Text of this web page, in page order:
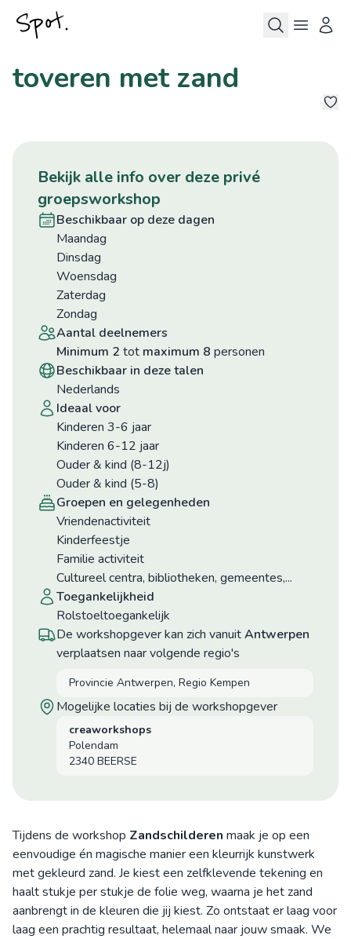
toveren met zand
bekijk alle info over deze privé
groepsworkshop
beschikbaar op deze dagen
maandag
dinsdag
woensdag
zaterdag
zondag
aantal deelnemers
minimum 2 tot maximum 8 personen
beschikbaar in deze talen
Nederlands
ideaal voor
Kinderen 3-6 jaar
Kinderen 6-12 jaar
Ouder & kind (8-12j)
Ouder & kind (5-8)
groepen en gelegenheden
Vriendenactiviteit
Kinderfeestje
Familie activiteit
Cultureel centra, bibliotheken, gemeentes,...
toegankelijkheid
Rolstoeltoegankelijk
De workshopgever kan zich vanuitAntwerpen
verplaatsen naar volgende regio's
Provincie Antwerpen, Regio Kempen
mogelijke locaties bij de workshopgever
creaworkshops
Polendam
2340 BEERSE
Tijdens de workshop Zandschilderen maak je op een
eenvoudige én magische manier een kleurrijk kunstwerk
met gekleurd zand. Je kiest een zelfklevende tekening en
haalt stukje per stukje de folie weg, waarna je het zand
aanbrengt in de kleuren die jij kiest. Zo ontstaat er laag voor
laag een prachtig resultaat, helemaal naar jouw smaak. We